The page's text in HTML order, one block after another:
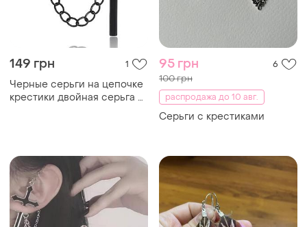
149 грн 1
Черные серьги на цепочке
крестики двойная серьга с
95 грн 6
100 грн
распродажа до 10 авг.
Серьги с крестиками